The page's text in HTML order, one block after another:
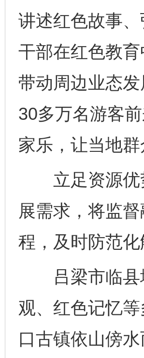
讲述红色故事
干部在红色教
带动周边业态
30多万名游客
家乐，让当地
立足资源优
展需求，将监
程，及时防范
吕梁市临县
观、红色记忆
口古镇依山傍